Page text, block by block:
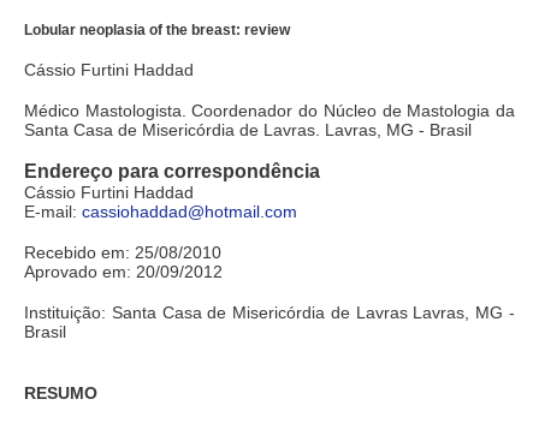
Lobular neoplasia of the breast: review
Cássio Furtini Haddad
Médico Mastologista. Coordenador do Núcleo de Mastologia da
Santa Casa de Misericórdia de Lavras. Lavras, MG - Brasil
Endereço para correspondência
Cássio Furtini Haddad
E-mail: cassiohaddad@hotmail.com
Recebido em: 25/08/2010
Aprovado em: 20/09/2012
Instituição: Santa Casa de Misericórdia de Lavras Lavras, MG -
Brasil
RESUMO